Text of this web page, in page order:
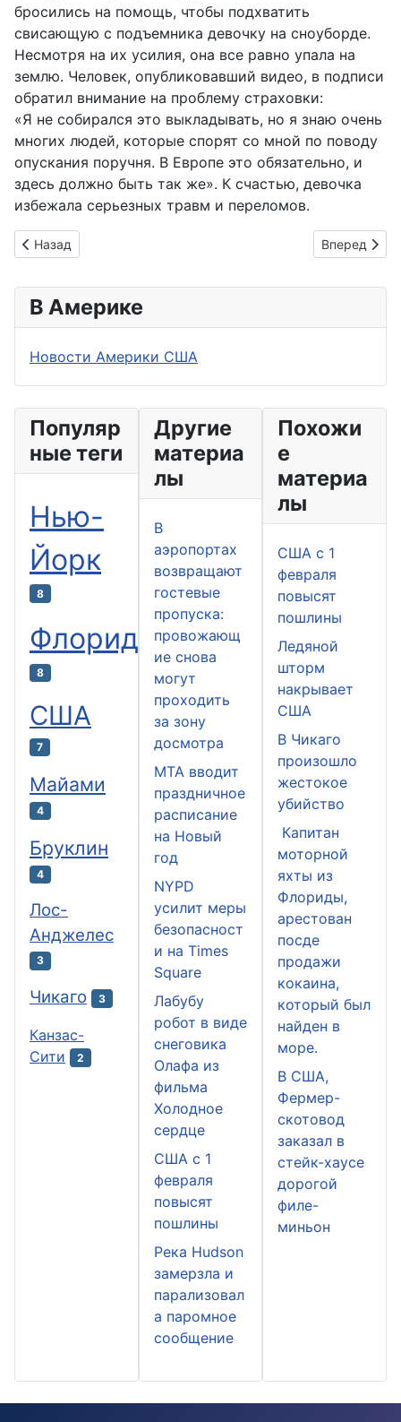
бросились на помощь, чтобы подхватить
свисающую с подъемника девочку на сноуборде.
Несмотря на их усилия, она все равно упала на
землю. Человек, опубликовавший видео, в подписи
обратил внимание на проблему страховки:
«Я не собирался это выкладывать, но я знаю очень
многих людей, которые спорят со мной по поводу
опускания поручня. В Европе это обязательно, и
здесь должно быть так же». К счастью, девочка
избежала серьезных травм и переломов.
Предыдущий: Установлена причина смерти актрисы Дейви
Назад Следующий:
Вперед
В Америке
Новости Америки США
Популяр
ные теги
Нью-
Йорк
8
Флорида
8
США
7
Майами
4
Бруклин
4
Лос-
Анджелес
3
Чикаго 3
Канзас-
Сити
2
Другие
материа
лы
В
аэропортах
возвращают
гостевые
пропуска:
провожающ
ие снова
могут
проходить
за зону
досмотра
MTA вводит
праздничное
расписание
на Новый
год
NYPD
усилит меры
безопасност
и на Times
Square
Лабубу
робот в виде
снеговика
Олафа из
фильма
Холодное
сердце
США с 1
февраля
повысят
пошлины
Река Hudson
замерзла и
парализовал
а паромное
сообщение
Похожи
е
материа
лы
США с 1
февраля
повысят
пошлины
Ледяной
шторм
накрывает
США
В Чикаго
произошло
жестокое
убийство
Капитан
моторной
яхты из
Флориды,
арестован
посде
продажи
кокаина,
который был
найден в
море.
В США,
Фермер-
скотовод
заказал в
стейк-хаусе
дорогой
филе-
миньон